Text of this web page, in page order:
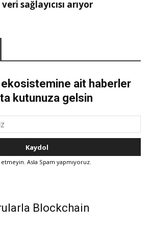
sağlayıcısı arıyor
ait haberler
kutunuza gelsin
Asla Spam yapmıyoruz.
Blockchain